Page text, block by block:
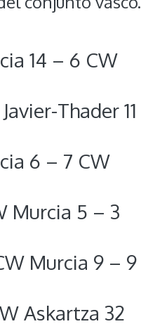
14 – 6 CW
Thader 11
6 – 7 CW
Murcia 5 – 3
Murcia 9 – 9
Askartza 32